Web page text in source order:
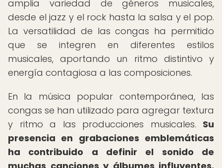
amplia variedad de géneros musicales,
desde el jazz y el rock hasta la salsa y el pop.
La versatilidad de las congas ha permitido
que se integren en diferentes estilos
musicales, aportando un ritmo distintivo y
energía contagiosa a las composiciones.
En la música popular contemporánea, las
congas se han utilizado para agregar textura
y ritmo a las producciones musicales. Su
presencia en grabaciones emblemáticas
ha contribuido a definir el sonido de